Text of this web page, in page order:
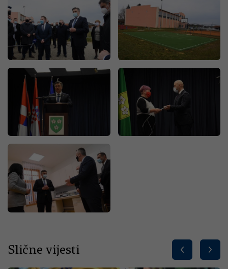
Slične vijesti